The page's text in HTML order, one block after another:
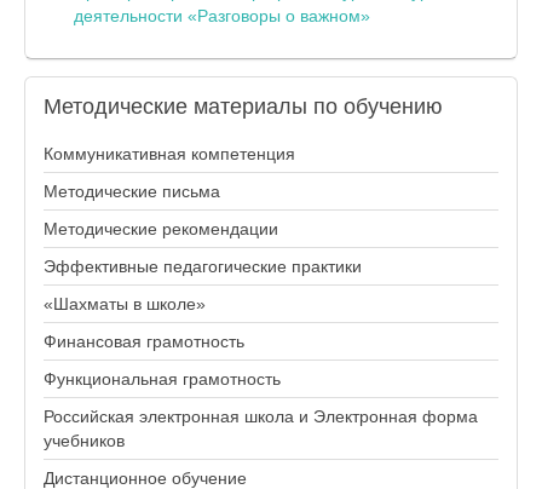
деятельности «Разговоры о важном»
Методические материалы по обучению
Коммуникативная компетенция
Методические письма
Методические рекомендации
Эффективные педагогические практики
«Шахматы в школе»
Финансовая грамотность
Функциональная грамотность
Российская электронная школа и Электронная форма
учебников
Дистанционное обучение